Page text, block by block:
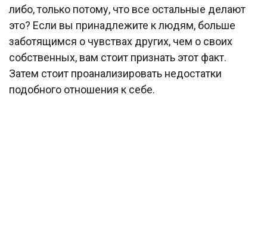
либо, только потому, что все остальные делают
это? Если вы принадлежите к людям, больше
заботящимся о чувствах других, чем о своих
собственных, вам стоит признать этот факт.
Затем стоит проанализировать недостатки
подобного отношения к себе.